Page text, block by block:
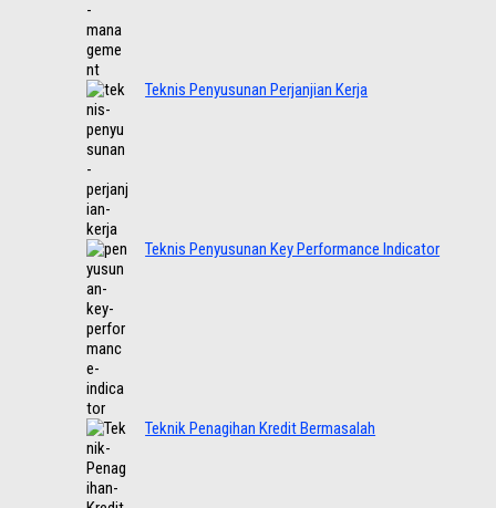
Teknis Penyusunan Perjanjian Kerja
Teknis Penyusunan Key Performance Indicator
Teknik Penagihan Kredit Bermasalah